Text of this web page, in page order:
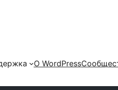
О WordPress